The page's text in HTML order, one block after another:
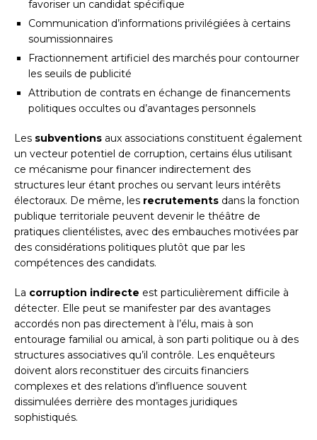
favoriser un candidat spécifique
Communication d’informations privilégiées à certains
soumissionnaires
Fractionnement artificiel des marchés pour contourner
les seuils de publicité
Attribution de contrats en échange de financements
politiques occultes ou d’avantages personnels
Les subventions aux associations constituent également
un vecteur potentiel de corruption, certains élus utilisant
ce mécanisme pour financer indirectement des
structures leur étant proches ou servant leurs intérêts
électoraux. De même, les recrutements dans la fonction
publique territoriale peuvent devenir le théâtre de
pratiques clientélistes, avec des embauches motivées par
des considérations politiques plutôt que par les
compétences des candidats.
La corruption indirecte est particulièrement difficile à
détecter. Elle peut se manifester par des avantages
accordés non pas directement à l’élu, mais à son
entourage familial ou amical, à son parti politique ou à des
structures associatives qu’il contrôle. Les enquêteurs
doivent alors reconstituer des circuits financiers
complexes et des relations d’influence souvent
dissimulées derrière des montages juridiques
sophistiqués.